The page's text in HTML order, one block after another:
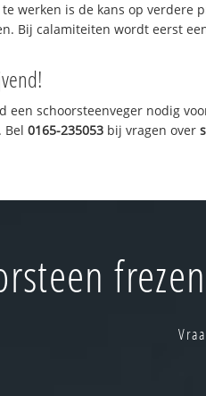
werken is de kans op
Bij calamiteiten wordt eerst
een schoorsteenveger nodig
Bel0165-235053 bij vragen over